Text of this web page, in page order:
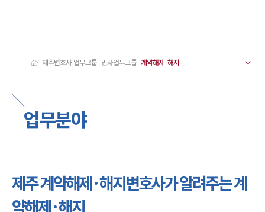
서울·제주변호사
제주형사전문변호사
제주이혼전문변호사
제주학교폭력변호사
제주변호사 주요 업무사례
제주 분사무소 오시는 길
제주변호사상담 상담접수
제주변호사 업무그룹 민사업무그룹
업무분야
제주 계약해제·해지변호사가 알려주는 계
약해제·해지